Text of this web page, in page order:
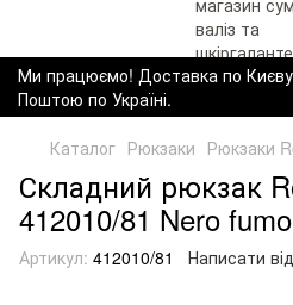
Ми працюємо! Доставка по
Поштою по Україні.
Каталог Рюкзаки Рюкзаки
Складний рюкзак
412010/81 Nero fumo
Артикул: 412010/81 Написати